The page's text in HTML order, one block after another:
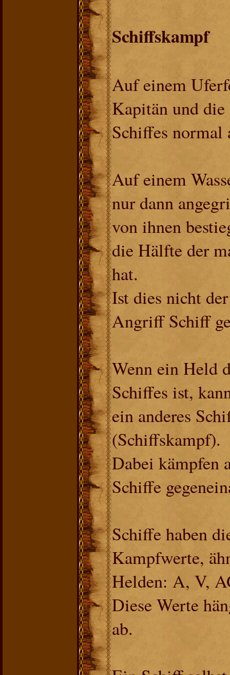
Schiffskampf
Auf einem
Kapitän und die
Schiffes normal
Auf einem
nur dann
von ihnen
die Hälfte der
hat.
Ist dies nicht
Angriff Schiff
Wenn ein Held
Schiffes ist,
ein anderes
(Schiffskampf).
Dabei kämpfen
Schiffe
Schiffe haben
Kampfwerte,
Helden: A, V,
Diese Werte
ab.